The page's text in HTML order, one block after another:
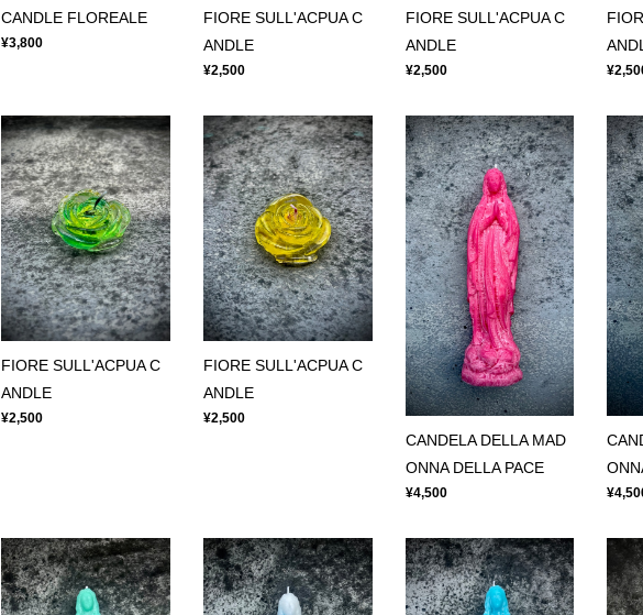
CANDLE FLOREALE
¥3,800
FIORE SULL'ACPUA C
ANDLE
¥2,500
FIORE SULL'ACPUA C
ANDLE
¥2,500
FIORE SULL'ACPUA C
ANDLE
¥2,500
FIORE SULL'ACPUA C
ANDLE
¥2,500
CANDELA DELLA MAD
ONNA DELLA PACE
¥4,500